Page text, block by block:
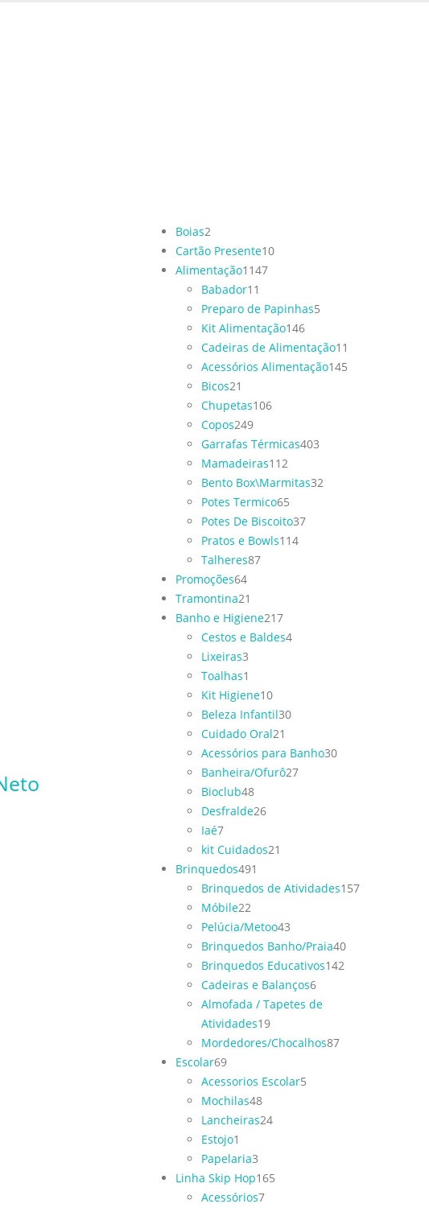
Boias2
Cartão Presente10
Alimentação1147
Babador11
Preparo de Papinhas5
Kit Alimentação146
Cadeiras de Alimentação11
Acessórios Alimentação145
Bicos21
Chupetas106
Copos249
Garrafas Térmicas403
Mamadeiras112
Bento Box\Marmitas32
Potes Termico65
Potes De Biscoito37
Pratos e Bowls114
Talheres87
Promoções64
Tramontina21
Banho e Higiene217
Cestos e Baldes4
Lixeiras3
Toalhas1
Kit Higiene10
Beleza Infantil30
Cuidado Oral21
Acessórios para Banho30
Banheira/Ofurô27
Bioclub48
Desfralde26
Iaé7
kit Cuidados21
Brinquedos491
Brinquedos de Atividades157
Móbile22
Pelúcia/Metoo43
Brinquedos Banho/Praia40
Brinquedos Educativos142
Cadeiras e Balanços6
Almofada / Tapetes de
Atividades19
Mordedores/Chocalhos87
Escolar69
Acessorios Escolar5
Mochilas48
Lancheiras24
Estojo1
Papelaria3
Linha Skip Hop165
Acessórios7